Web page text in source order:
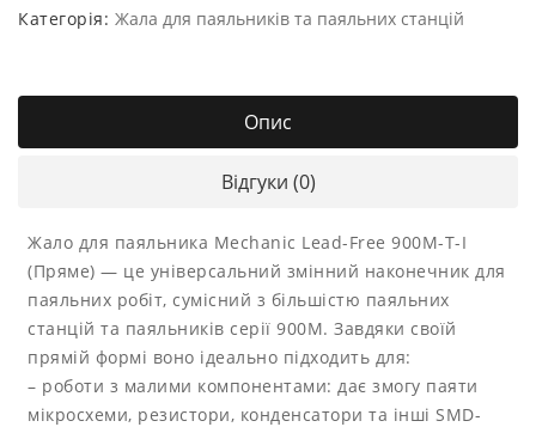
Категорія: Жала для паяльників та паяльних станцій
Опис
Відгуки (0)
Жало для паяльника Mechanic Lead-Free 900M-T-I
(Пряме) — це універсальний змінний наконечник для
паяльних робіт, сумісний з більшістю паяльних
станцій та паяльників серії 900M. Завдяки своїй
прямій формі воно ідеально підходить для:
– роботи з малими компонентами: дає змогу паяти
мікросхеми, резистори, конденсатори та інші SMD-